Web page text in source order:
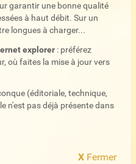
garantir une bonne qualité
à haut débit. Sur un
longues à charger...
explorer : préférez
où faites la mise à jour vers
(éditoriale, technique,
n'est pas déjà présente dans
X Fermer